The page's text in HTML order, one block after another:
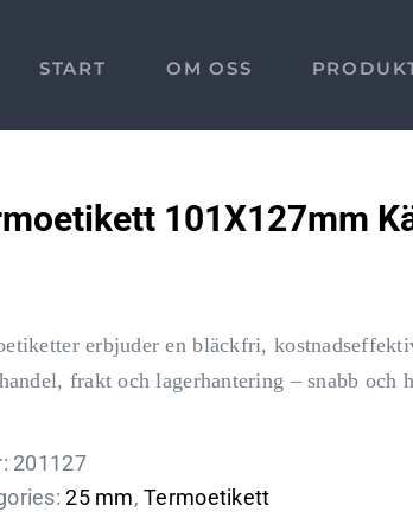
START OM OSS
101X127mm
erbjuder en bläckfri,
frakt och lagerhantering – snabb och
201127
25 mm,Termoetikett